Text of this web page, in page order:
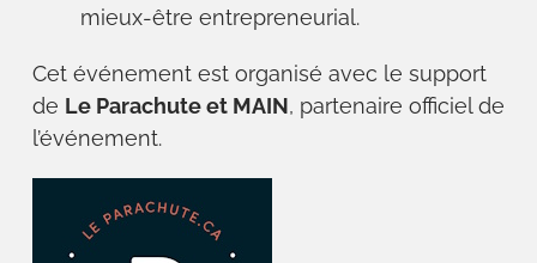
mieux-être entrepreneurial.
Cet événement est organisé avec le support
de Le Parachute et MAIN, partenaire officiel de
l’événement.